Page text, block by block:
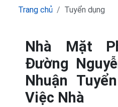
Trang chủ Tuyển dụng
Nhà Mặt
Đường
Nhuận
Việc Nhà